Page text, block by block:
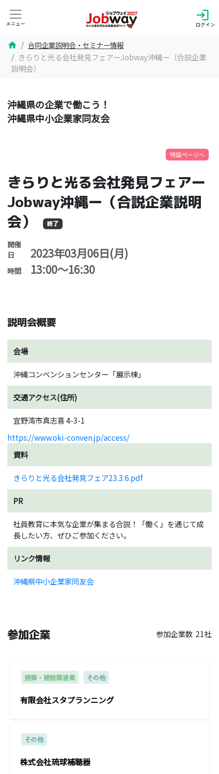
メニュー
login
ログイン
home 合同企業説明会・セミナー情報
きらりと光る会社発見フェアーJobway沖縄ー（合説企業
説明会）
沖縄県の企業で働こう！
沖縄県中小企業家同友会
特設ページへ
きらりと光る会社発見フェアー
Jobway沖縄ー（合説企業説明
会）
終了
開催
日
2023年03月06日(月)
時間 13:00～16:30
説明会概要
会場
沖縄コンベンションセンター「展示棟」
交通アクセス(住所)
宜野湾市真志喜 4-3-1
https://www.oki-conven.jp/access/
資料
きらりと光る会社発見フェア23.3.6.pdf
PR
社員教育に本気な企業が集まる合説！「働く」を通じて成
長したい方、ぜひご参加ください。
リンク情報
沖縄県中小企業家同友会
参加企業 参加企業数 21社
建築・建設関連業 その他
有限会社スタプランニング
その他
株式会社琉球補聴器